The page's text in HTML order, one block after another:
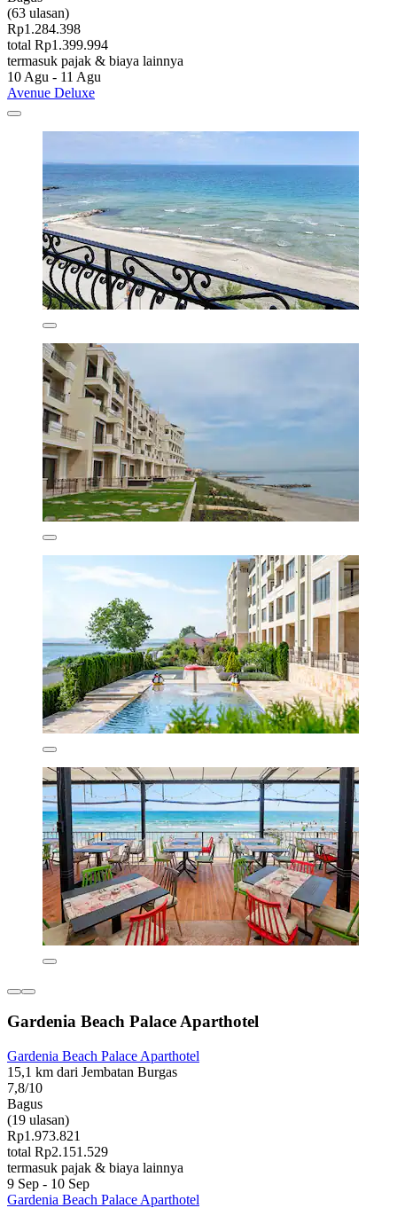
(63 ulasan)
Rp1.284.398
total Rp1.399.994
termasuk pajak & biaya lainnya
10 Agu - 11 Agu
Avenue Deluxe
Gardenia Beach Palace Aparthotel
Gardenia Beach Palace Aparthotel
15,1 km dari Jembatan Burgas
7,8/10
Bagus
(19 ulasan)
Rp1.973.821
total Rp2.151.529
termasuk pajak & biaya lainnya
9 Sep - 10 Sep
Gardenia Beach Palace Aparthotel